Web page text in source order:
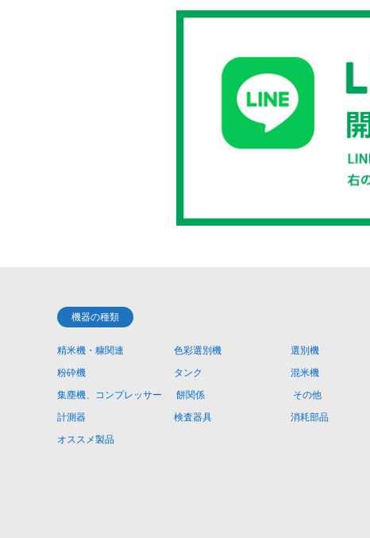
機器の種類
精米機・糠関連 色彩選別機 選別機
粉砕機
タンク
混米機
集塵機、コンプレッサー
餅関係
その他
計測器
検査器具 消耗部品
オススメ製品